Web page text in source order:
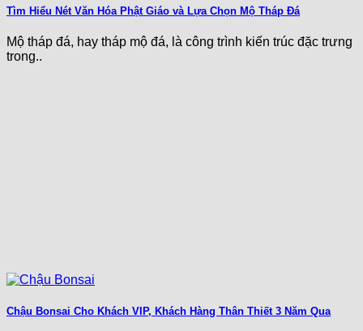
Tìm Hiểu Nét Văn Hóa Phật Giáo và Lựa Chọn Mộ Tháp Đá
Mộ tháp đá, hay tháp mộ đá, là công trình kiến trúc đặc trưng
trong..
Chậu Bonsai Cho Khách VIP, Khách Hàng Thân Thiết 3 Năm Qua